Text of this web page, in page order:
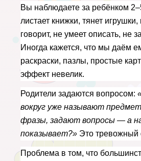
Вы наблюдаете за ребёнком
листает книжки, тянет
говорит, не умеет описать, не
Иногда кажется, что мы даём
раскраски, пазлы, простые
эффект невелик.
Родители задаются вопросом:
вокруг уже называют
фразы, задают вопросы — а
показывает?» Это тревожный
Проблема в том, что